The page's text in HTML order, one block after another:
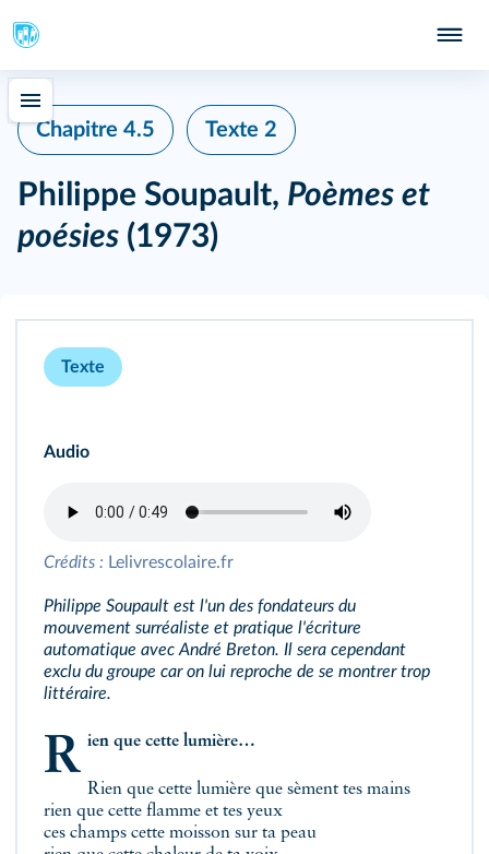
Chapitre 4.5 Texte 2
Philippe Soupault, Poèmes et
poésies (1973)
Texte
Audio
Crédits : Lelivrescolaire.fr
Philippe Soupault est l'un des fondateurs du
mouvement surréaliste et pratique l'écriture
automatique avec André Breton. Il sera cependant
exclu du groupe car on lui reproche de se montrer trop
littéraire.
Rien que cette lumière…
Rien que cette lumière que sèment tes mains
rien que cette flamme et tes yeux
ces champs cette moisson sur ta peau